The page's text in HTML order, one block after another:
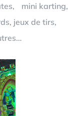
mini karting,
jeux de tirs,